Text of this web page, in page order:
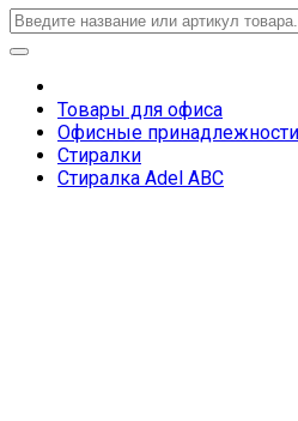
Товары для офиса
Офисные принадлежности
Стиралки
Стиралка Adel ABC